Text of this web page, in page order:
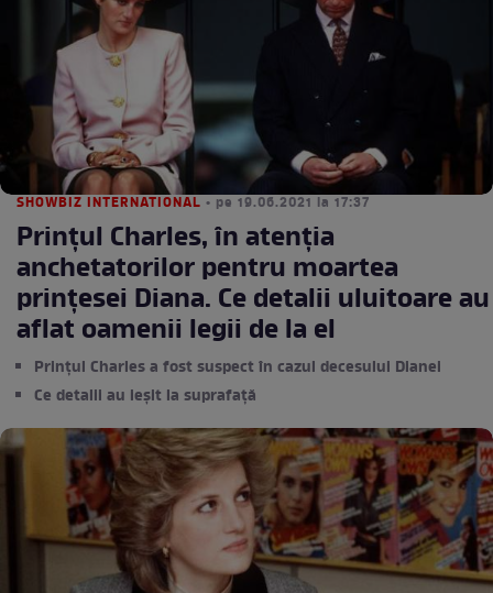
SHOWBIZ INTERNATIONAL • pe 19.06.2021 la 17:37
Prințul Charles, în atenția
anchetatorilor pentru moartea
prințesei Diana. Ce detalii uluitoare au
aflat oamenii legii de la el
Prințul Charles a fost suspect în cazul decesului Dianei
Ce detalii au ieșit la suprafață